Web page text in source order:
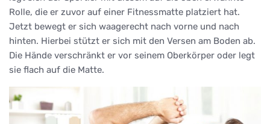
Rolle, die er zuvor auf einer Fitnessmatte platziert hat.
Jetzt bewegt er sich waagerecht nach vorne und nach
hinten. Hierbei stützt er sich mit den Versen am Boden ab.
Die Hände verschränkt er vor seinem Oberkörper oder legt
sie flach auf die Matte.